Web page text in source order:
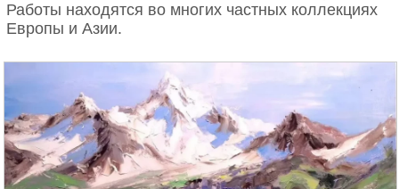
Работы находятся во многих частных коллекциях
Европы и Азии.